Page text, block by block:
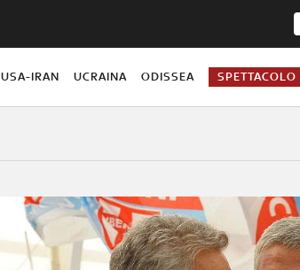
USA-IRAN UCRAINA ODISSEA SPETTACOLO